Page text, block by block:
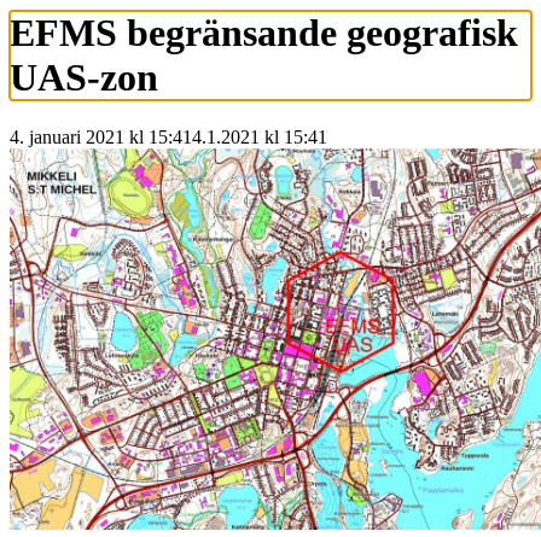
EFMS begränsande geografisk
UAS-zon
4. januari 2021 kl 15:414.1.2021 kl 15:41